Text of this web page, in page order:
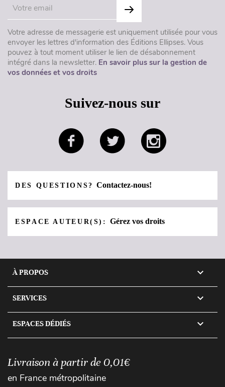
Votre adresse de messagerie est uniquement utilisée pour vous
envoyer les lettres d'information des Éditions Ellipses. Vous
pouvez à tout moment utiliser le lien de désabonnement
intégré dans la newsletter. En savoir plus sur la gestion de
vos données et vos droits
Suivez-nous sur
DES QUESTIONS?Contactez-nous!
ESPACE AUTEUR(S):Gérez vos droits
À PROPOS 
SERVICES 
ESPACES DÉDIÉS 
Livraison à partir de 0,01€
en France métropolitaine